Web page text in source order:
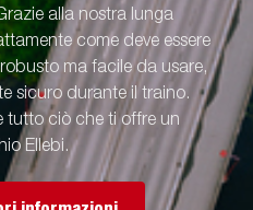
alla nostra lunga
come deve essere
ma facile da usare,
sicuro durante il traino.
tutto ciò che ti offre un
Ellebi.